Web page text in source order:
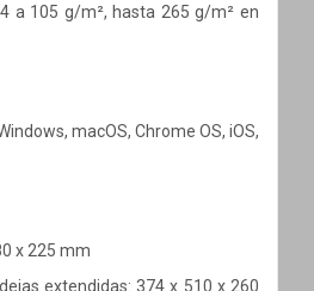
a 105 g/m², hasta 265 g/m² en
macOS, Chrome OS, iOS,
x 225 mm
extendidas: 374 x 510 x 260